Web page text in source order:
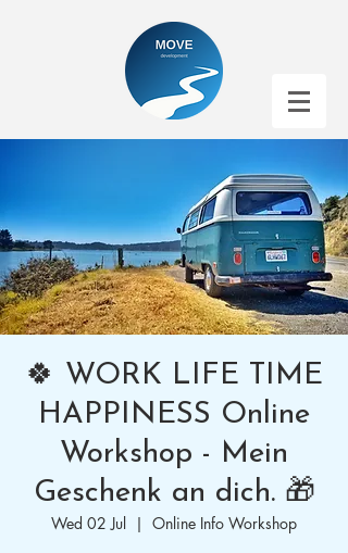
🍀 WORK LIFE TIME
HAPPINESS Online
Workshop - Mein
Geschenk an dich. 🎁
Wed 02 Jul
  |
Online Info Workshop